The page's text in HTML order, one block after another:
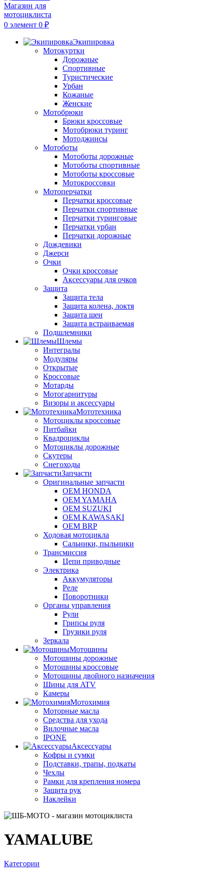
0 элемент 0 ₽
Экипировка
Мотокуртки
Дорожные
Спортивные
Туристические
Урбан
Кожаные
Женские
Мотобрюки
Брюки кроссовые
Мотобрюки туринг
Мотоджинсы
Мотоботы
Мотоботы дорожные
Мотоботы спортивные
Мотоботы кроссовые
Мотокроссовки
Мотоперчатки
Перчатки кроссовые
Перчатки спортивные
Перчатки туринговые
Перчатки урбан
Перчатки дорожные
Дождевики
Джерси
Очки
Очки кроссовые
Аксессуары для очков
Защита
Защита тела
Защита колена, локтя
Защита шеи
Защита встраиваемая
Подшлемники
Шлемы
Интегралы
Модуляры
Открытые
Кроссовые
Мотарды
Мотогарнитуры
Визоры и аксессуары
Мототехника
Мотоциклы кроссовые
Питбайки
Квадроциклы
Мотоциклы дорожные
Скутеры
Снегоходы
Запчасти
Оригинальные запчасти
OEM HONDA
OEM YAMAHA
OEM SUZUKI
OEM KAWASAKI
OEM BRP
Ходовая мотоцикла
Сальники, пыльники
Трансмиссия
Цепи приводные
Электрика
Аккумуляторы
Реле
Поворотники
Органы управления
Рули
Грипсы руля
Грузики руля
Зеркала
Мотошины
Мотошины дорожные
Мотошины кроссовые
Мотошины двойного назначения
Шины для ATV
Камеры
Мотохимия
Моторные масла
Средства для ухода
Вилочные масла
IPONE
Аксессуары
Кофры и сумки
Подставки, трапы, подкаты
Чехлы
Рамки для крепления номера
Защита рук
Наклейки
YAMALUBE
Категории